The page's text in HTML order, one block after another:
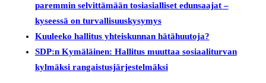
paremmin selvittämään tosiasialliset edunsaajat –
kyseessä on turvallisuuskysymys
Kuuleeko hallitus yhteiskunnan hätähuutoja?
SDP:n Kymäläinen: Hallitus muuttaa sosiaaliturvan
kylmäksi rangaistusjärjestelmäksi